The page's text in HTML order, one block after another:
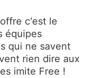
c'est le
équipes
qui ne savent
rien dire aux
imite Free !